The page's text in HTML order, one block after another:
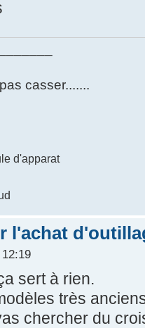
casser.......
d'apparat
l'achat
sert à rien.
très
chercher du